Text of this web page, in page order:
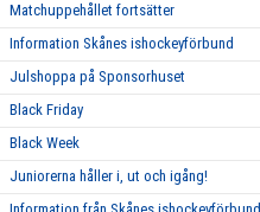
Matchuppehållet fortsätter
Information Skånes ishockeyförbund
Julshoppa på Sponsorhuset
Black Friday
Black Week
Juniorerna håller i, ut och igång!